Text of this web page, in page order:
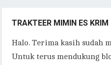
TRAKTEER MIMIN ES KRIM
Halo. Terima kasih sudah
Untuk terus mendukung